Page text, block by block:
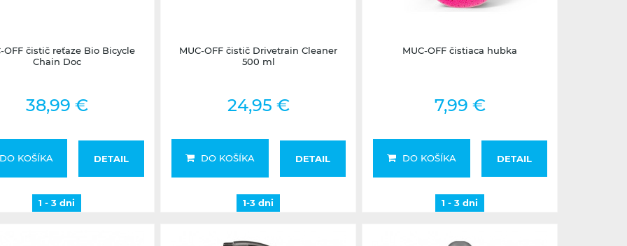
OFF čistič reťaze Bio Bicycle
Chain Doc
38,99 €
KOŠÍKA DETAIL
1 - 3 dni
MUC-OFF čistič Drivetrain Cleaner
500 ml
24,95 €
DO KOŠÍKA DETAIL
1-3 dni
MUC-OFF čistiaca hubka
7,99 €
DO KOŠÍKA DETAIL
1 - 3 dni